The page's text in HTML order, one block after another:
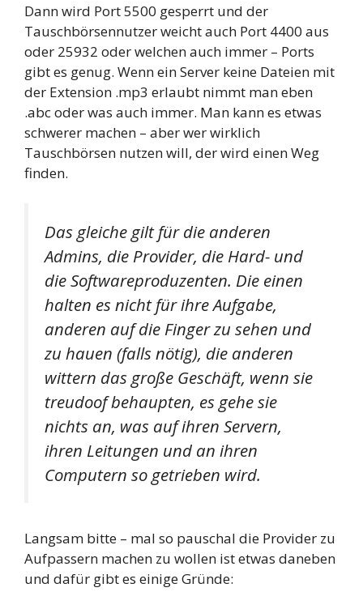
Dann wird Port 5500 gesperrt und der
Tauschbörsennutzer weicht auch Port 4400 aus
oder 25932 oder welchen auch immer – Ports
gibt es genug. Wenn ein Server keine Dateien mit
der Extension .mp3 erlaubt nimmt man eben
.abc oder was auch immer. Man kann es etwas
schwerer machen – aber wer wirklich
Tauschbörsen nutzen will, der wird einen Weg
finden.
Das gleiche gilt für die anderen
Admins, die Provider, die Hard- und
die Softwareproduzenten. Die einen
halten es nicht für ihre Aufgabe,
anderen auf die Finger zu sehen und
zu hauen (falls nötig), die anderen
wittern das große Geschäft, wenn sie
treudoof behaupten, es gehe sie
nichts an, was auf ihren Servern,
ihren Leitungen und an ihren
Computern so getrieben wird.
Langsam bitte – mal so pauschal die Provider zu
Aufpassern machen zu wollen ist etwas daneben
und dafür gibt es einige Gründe: